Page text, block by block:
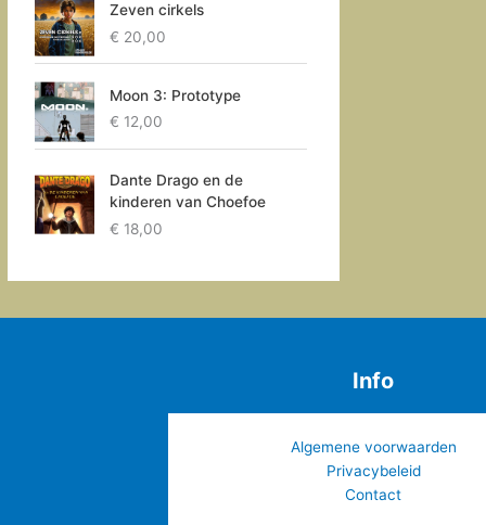
Zeven cirkels
€ 20,00
Moon 3: Prototype
€ 12,00
Dante Drago en de
kinderen van Choefoe
€ 18,00
Info
Algemene voorwaarden
Privacybeleid
Contact